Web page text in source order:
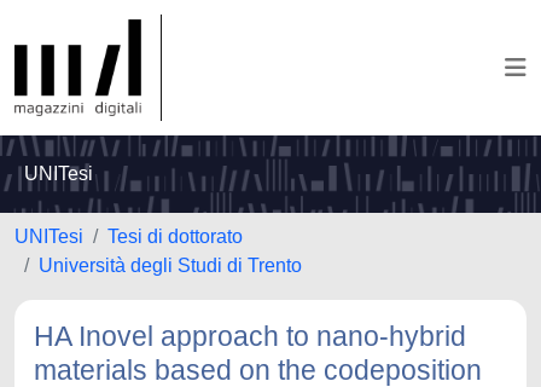
UNITesi
UNITesi
Tesi di dottorato
Università degli Studi di Trento
HA Inovel approach to nano-hybrid
materials based on the codeposition